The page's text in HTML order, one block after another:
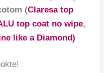
(Claresa top
top coat no wipe,
like a Diamond)